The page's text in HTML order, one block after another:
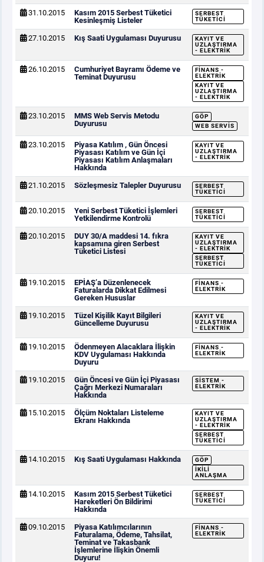
31.10.2015
Kasım 2015 Serbest Tüketici
Kesinleşmiş Listeler
SERBEST
TÜKETICI
27.10.2015 Kış Saati Uygulaması Duyurusu
KAYIT VE
UZLAŞTIRMA
- ELEKTRIK
26.10.2015
Cumhuriyet Bayramı Ödeme ve
Teminat Duyurusu
FINANS -
ELEKTRIK
KAYIT VE
UZLAŞTIRMA
- ELEKTRIK
23.10.2015
MMS Web Servis Metodu
Duyurusu
GÖP
WEB SERVIS
23.10.2015
Piyasa Katılım , Gün Öncesi
Piyasası Katılım ve Gün İçi
Piyasası Katılım Anlaşmaları
Hakkında
KAYIT VE
UZLAŞTIRMA
- ELEKTRIK
21.10.2015 Sözleşmesiz Talepler Duyurusu
SERBEST
TÜKETICI
20.10.2015
Yeni Serbest Tüketici İşlemleri
Yetkilendirme Kontrolü
SERBEST
TÜKETICI
20.10.2015
DUY 30/A maddesi 14. fıkra
kapsamına giren Serbest
Tüketici Listesi
KAYIT VE
UZLAŞTIRMA
- ELEKTRIK
SERBEST
TÜKETICI
19.10.2015
EPİAŞ’a Düzenlenecek
Faturalarda Dikkat Edilmesi
Gereken Hususlar
FINANS -
ELEKTRIK
19.10.2015
Tüzel Kişilik Kayıt Bilgileri
Güncelleme Duyurusu
KAYIT VE
UZLAŞTIRMA
- ELEKTRIK
19.10.2015
Ödenmeyen Alacaklara İlişkin
KDV Uygulaması Hakkında
Duyuru
FINANS -
ELEKTRIK
19.10.2015
Gün Öncesi ve Gün İçi Piyasası
Çağrı Merkezi Numaraları
Hakkında
SISTEM -
ELEKTRIK
15.10.2015
Ölçüm Noktaları Listeleme
Ekranı Hakkında
KAYIT VE
UZLAŞTIRMA
- ELEKTRIK
SERBEST
TÜKETICI
14.10.2015 Kış Saati Uygulaması Hakkında
GÖP
İKILI
ANLAŞMA
14.10.2015
Kasım 2015 Serbest Tüketici
Hareketleri Ön Bildirimi
Hakkında
SERBEST
TÜKETICI
09.10.2015
Piyasa Katılımcılarının
Faturalama, Ödeme, Tahsilat,
Teminat ve Takasbank
İşlemlerine İlişkin Önemli
Duyuru!
FINANS -
ELEKTRIK